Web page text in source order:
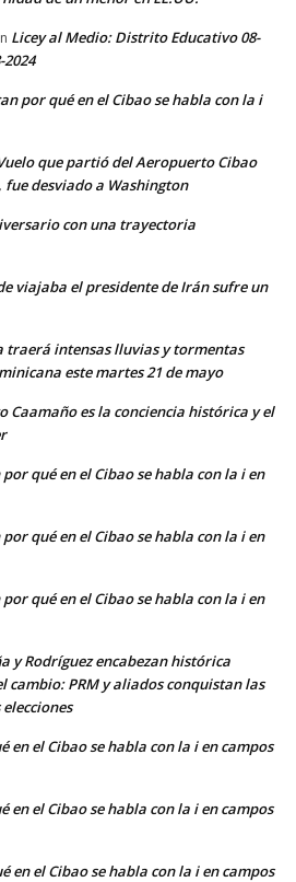
Licey al Medio: Distrito Educativo 08-
por qué en el Cibao se habla con la i
que partió del Aeropuerto Cibao
fue desviado a Washington
con una trayectoria
viajaba el presidente de Irán sufre un
traerá intensas lluvias y tormentas
este martes 21 de mayo
Caamaño es la conciencia histórica y el
qué en el Cibao se habla con la i en
qué en el Cibao se habla con la i en
qué en el Cibao se habla con la i en
y Rodríguez encabezan histórica
cambio: PRM y aliados conquistan las
en el Cibao se habla con la i en campos
en el Cibao se habla con la i en campos
en el Cibao se habla con la i en campos